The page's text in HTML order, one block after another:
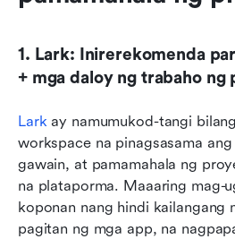
1. Lark: Inirerekomenda
+ mga daloy ng trabaho ng
Lark ay namumukod-tangi
workspace na pinagsasama
gawain, at pamamahala ng
na plataporma. Maaaring mag-
koponan nang hindi kailangang
pagitan ng mga app, na